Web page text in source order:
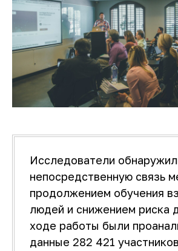
Исследователи
непосредственную связь
продолжением обучения
людей и снижением риска
ходе работы были
данные 282 421 участников